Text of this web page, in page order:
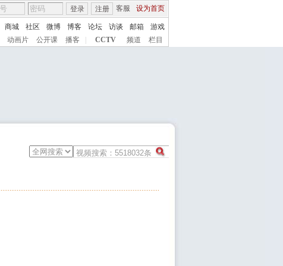
客服 设为首页
登录 注册
商城 社区 微博 博客 论坛 访谈 邮箱
游戏
动画片 公开课 播客 CCTV 频道 栏目